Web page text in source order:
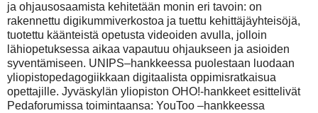
ja ohjausosaamista kehitetään monin eri tavoin: on
rakennettu digikummiverkostoa ja tuettu kehittäjäyhteisöjä,
tuotettu käänteistä opetusta videoiden avulla, jolloin
lähiopetuksessa aikaa vapautuu ohjaukseen ja asioiden
syventämiseen. UNIPS–hankkeessa puolestaan luodaan
yliopistopedagogiikkaan digitaalista oppimisratkaisua
opettajille. Jyväskylän yliopiston OHO!-hankkeet esittelivät
Pedaforumissa toimintaansa: YouToo –hankkeessa